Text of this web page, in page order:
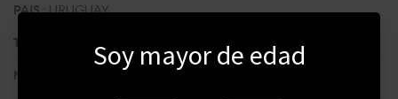
PAIS:URUGUAY
TIPO DE ESPIRITUOSA
MARCA DE ESPIRITUOSA SACRO
Soy mayor de edad